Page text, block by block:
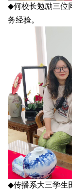
◆何校长勉励三位
务经验。
◆传播系大三学生